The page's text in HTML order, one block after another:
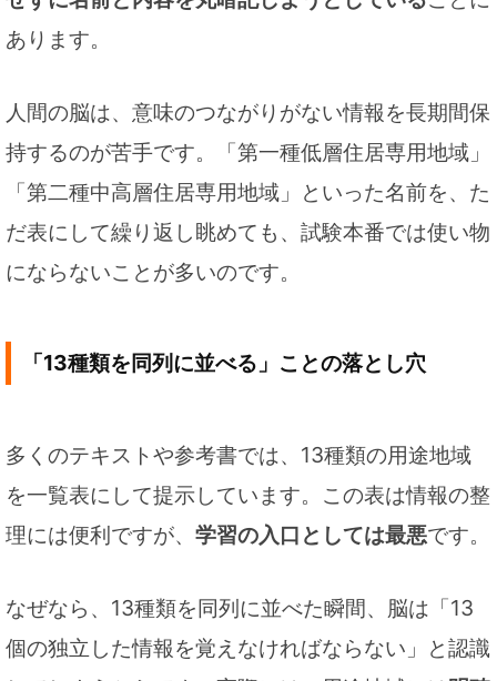
あります。
人間の脳は、意味のつながりがない情報を長期間保
持するのが苦手です。「第一種低層住居専用地域」
「第二種中高層住居専用地域」といった名前を、た
だ表にして繰り返し眺めても、試験本番では使い物
にならないことが多いのです。
「13種類を同列に並べる」ことの落とし穴
多くのテキストや参考書では、13種類の用途地域
を一覧表にして提示しています。この表は情報の整
理には便利ですが、 学習の入口としては最悪です。
なぜなら、13種類を同列に並べた瞬間、脳は「13
個の独立した情報を覚えなければならない」と認識